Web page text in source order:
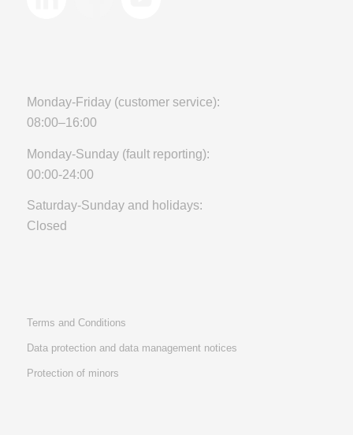
Monday-Friday (customer service):
08:00–16:00
Monday-Sunday (fault reporting):
00:00-24:00
Saturday-Sunday and holidays:
Closed
Terms and Conditions
Data protection and data management notices
Protection of minors